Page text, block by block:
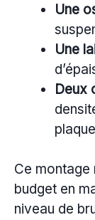
Une
Une
Deux
Ce montage
budget en
niveau de